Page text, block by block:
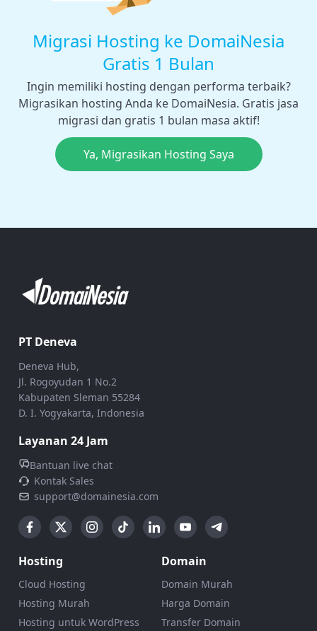
Migrasi Hosting ke DomaiNesia
Gratis 1 Bulan
Ingin memiliki hosting dengan performa terbaik?
Migrasikan hosting Anda ke DomaiNesia. Gratis jasa
migrasi dan gratis 1 bulan masa aktif!
Ya, Migrasikan Hosting Saya
PT Deneva
Deneva Hub,
Jl. Rogoyudan 1 No.2
Kabupaten Sleman 55284
D. I. Yogyakarta, Indonesia
Layanan 24 Jam
Bantuan live chat
Kontak Sales
support@domainesia.com
Hosting
Cloud Hosting
Hosting Murah
Hosting untuk WordPress
Domain
Domain Murah
Harga Domain
Transfer Domain